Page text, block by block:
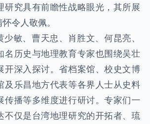
研究具有前瞻性战略眼光，其所展
令人敬佩。
敏、曹天忠、肖胜文、何昆亮、
名历史与地理教育专家也围绕吴壮
开深入探讨。省档案馆、校史文博
及乐昌地方代表等各界人士从史料
传播等多维度进行研讨。专家们一
不仅是台湾地理研究的开拓者、琉